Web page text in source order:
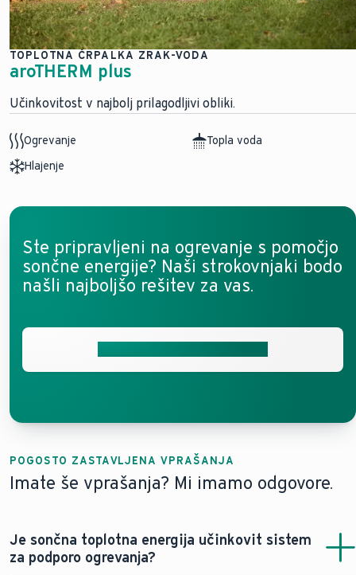
TOPLOTNA ČRPALKA ZRAK-VODA
aroTHERM plus
Učinkovitost v najbolj prilagodljivi obliki.
Ogrevanje
Topla voda
Hlajenje
Ste pripravljeni na ogrevanje s pomočjo
sončne energije? Naši strokovnjaki bodo
našli najboljšo rešitev za vas.
POGOSTO ZASTAVLJENA VPRAŠANJA
Imate še vprašanja? Mi imamo odgovore.
Je sončna toplotna energija učinkovit sistem
za podporo ogrevanja?